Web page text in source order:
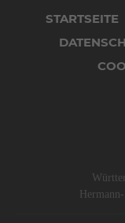
überspringenSTARTSEITE